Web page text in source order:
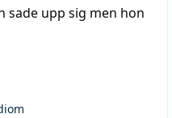
sade upp sig men hon